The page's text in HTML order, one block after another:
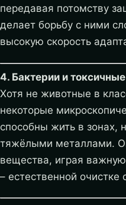
передавая потомству
делает борьбу с ними
высокую скорость
4. Бактерии и
Хотя не животные в
некоторые
способны жить в
тяжёлыми металлами.
вещества, играя
– естественной очистке